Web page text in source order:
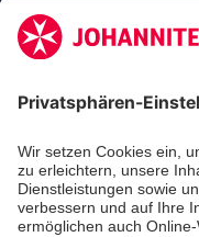
Zertifizierung
Die Johanniter
des